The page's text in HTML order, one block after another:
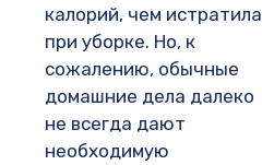
калорий, чем истратила
при уборке. Но, к
сожалению, обычные
домашние дела далеко
не всегда дают
необходимую